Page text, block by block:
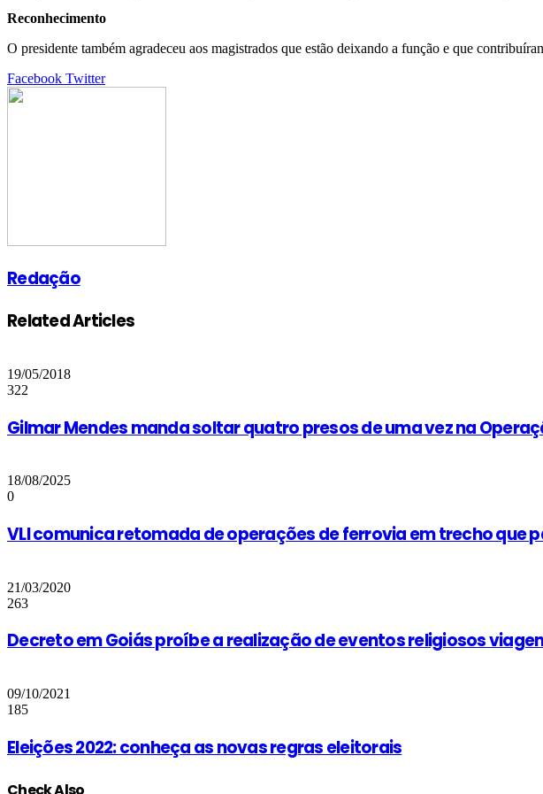
Reconhecimento
O presidente também agradeceu aos magistrados que estão deixando a função e que
Facebook TwitterGoogle+
LinkedIn
StumbleUpon
Tumblr
Pinterest
Reddit
VKontakte
Share
Print
Redação
Related Articles
19/05/2018
322
Gilmar Mendes manda soltar quatro presos de uma vez na
18/08/2025
0
VLI comunica retomada de operações de ferrovia em trecho que
21/03/2020
263
Decreto em Goiás proíbe a realização de eventos religiosos
09/10/2021
185
Eleições 2022: conheça as novas regras eleitorais